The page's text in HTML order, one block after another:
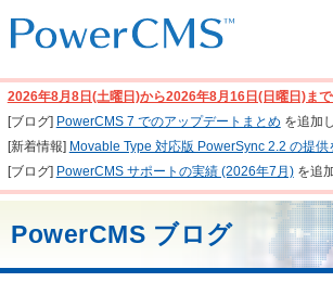
2026年8月8日(土曜日)から2026年8月16日(日曜日)まで
[ブログ] PowerCMS 7 でのアップデートまとめ を追加
[新着情報] Movable Type 対応版 PowerSync 2.2 の提供
[ブログ] PowerCMS サポートの実績 (2026年7月)を追
PowerCMS ブログ